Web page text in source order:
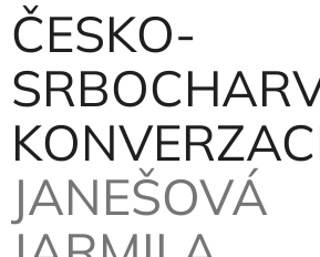
ČESKO-
JANEŠOVÁ